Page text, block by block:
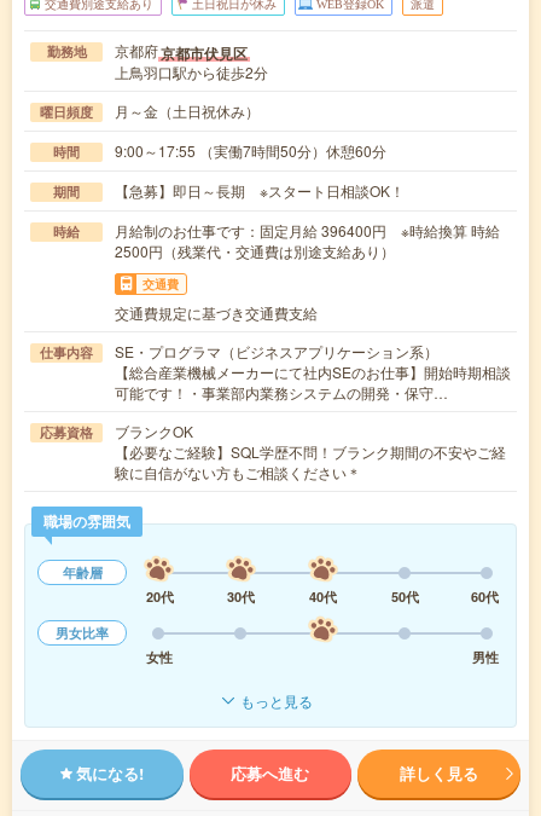
交通費別途支給あり 土日祝日が休み WEB登録OK 派遣
勤務地 京都府京都市伏見区
上鳥羽口駅から徒歩2分
曜日頻度 月～金（土日祝休み）
時間 9:00～17:55 （実働7時間50分）休憩60分
期間 【急募】即日～長期 ※スタート日相談OK！
時給
月給制のお仕事です：固定月給 396400円 ※時給換算 時給
2500円（残業代・交通費は別途支給あり）
交通費
交通費規定に基づき交通費支給
仕事内容
SE・プログラマ（ビジネスアプリケーション系）
【総合産業機械メーカーにて社内SEのお仕事】開始時期相談
可能です！・事業部内業務システムの開発・保守…
応募資格
ブランクOK
【必要なご経験】SQL学歴不問！ブランク期間の不安やご経
験に自信がない方もご相談ください＊
職場の雰囲気
年齢層
20代
30代 40代 50代
60代
男女比率
女性
男性
もっと見る
気になる! 応募へ進む 詳しく見る